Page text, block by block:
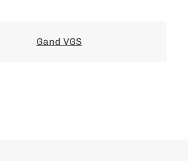
Gand VGS